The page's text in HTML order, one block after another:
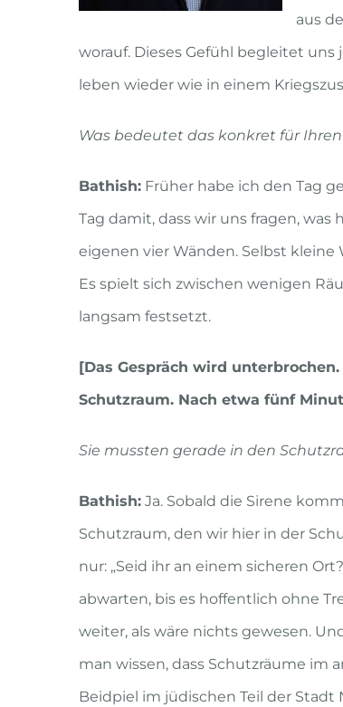
aus
worauf. Dieses Gefühl begleitet uns
leben wieder wie in einem
Was bedeutet das konkret für
Bathish:Früher habe ich den Tag
Tag damit, dass wir uns fragen,
eigenen vier Wänden. Selbst kleine
Es spielt sich zwischen wenigen
langsam festsetzt.
[Das Gespräch wird
Schutzraum. Nach etwa fünf
Sie mussten gerade in den
Bathish:Ja. Sobald die Sirene
Schutzraum, den wir hier in der
nur: „Seid ihr an einem sicheren
abwarten, bis es hoffentlich ohne
weiter, als wäre nichts gewesen.
man wissen, dass Schutzräume im
Beidpiel im jüdischen Teil der Stadt